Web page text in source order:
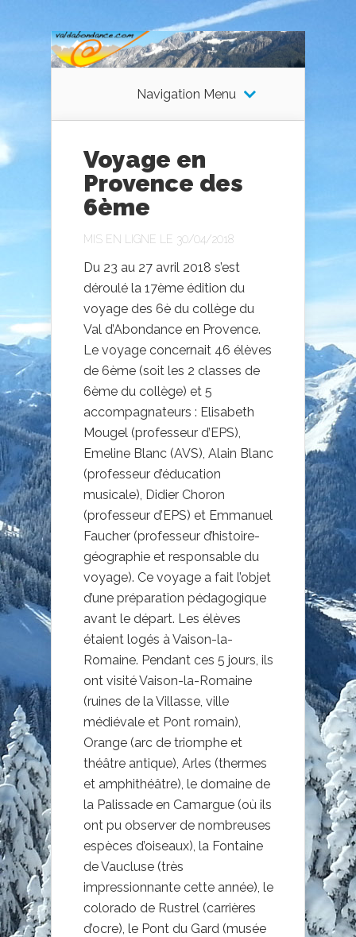
Navigation Menu
Voyage en
Provence des
6ème
MIS EN LIGNE LE 30/04/2018
Du 23 au 27 avril 2018 s’est
déroulé la 17ème édition du
voyage des 6è du collège du
Val d’Abondance en Provence.
Le voyage concernait 46 élèves
de 6ème (soit les 2 classes de
6ème du collège) et 5
accompagnateurs : Elisabeth
Mougel (professeur d’EPS),
Emeline Blanc (AVS), Alain Blanc
(professeur d’éducation
musicale), Didier Choron
(professeur d’EPS) et Emmanuel
Faucher (professeur d’histoire-
géographie et responsable du
voyage). Ce voyage a fait l’objet
d’une préparation pédagogique
avant le départ. Les élèves
étaient logés à Vaison-la-
Romaine. Pendant ces 5 jours, ils
ont visité Vaison-la-Romaine
(ruines de la Villasse, ville
médiévale et Pont romain),
Orange (arc de triomphe et
théâtre antique), Arles (thermes
et amphithéâtre), le domaine de
la Palissade en Camargue (où ils
ont pu observer de nombreuses
espèces d’oiseaux), la Fontaine
de Vaucluse (très
impressionnante cette année), le
colorado de Rustrel (carrières
d’ocre), le Pont du Gard (musée